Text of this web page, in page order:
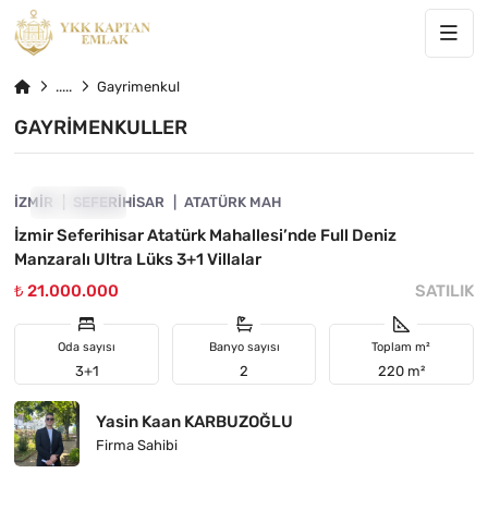
Gayrimenkul
GAYRIMENKULLER
ÖNE ÇIKAN
İZMIR SEFERIHISAR ATATÜRK MAH
İzmir Seferihisar Atatürk Mahallesi’nde Full Deniz
Manzaralı Ultra Lüks 3+1 Villalar
₺ 21.000.000
SATILIK
Oda sayısı
3+1
Banyo sayısı
2
Toplam m²
220 m²
Yasin Kaan KARBUZOĞLU
Firma Sahibi